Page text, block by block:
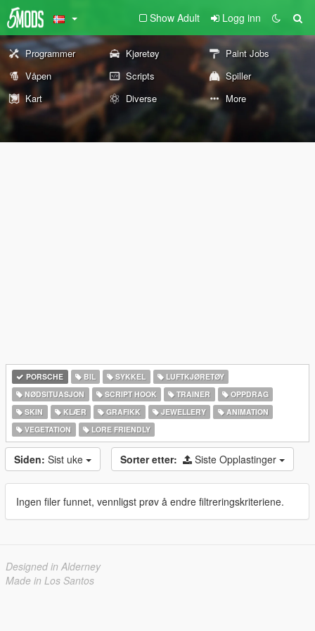
Show Adult Logg inn
Programmer Kjøretøy
Paint Jobs
Våpen
Scripts
Spiller
Kart
Diverse More
PORSCHE BIL SYKKEL
LUFTKJØRETØY
NØDSITUASJON
SCRIPT HOOK TRAINER
OPPDRAG
SKIN
KLÆR GRAFIKK JEWELLERY
ANIMATION
VEGETATION
LORE FRIENDLY
Siden: Sist uke Sorter etter: Siste Opplastinger
Ingen filer funnet, vennligst prøv å endre filtreringskriteriene.
Designed in Alderney
Made in Los Santos